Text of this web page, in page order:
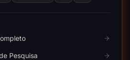
Pesquisa